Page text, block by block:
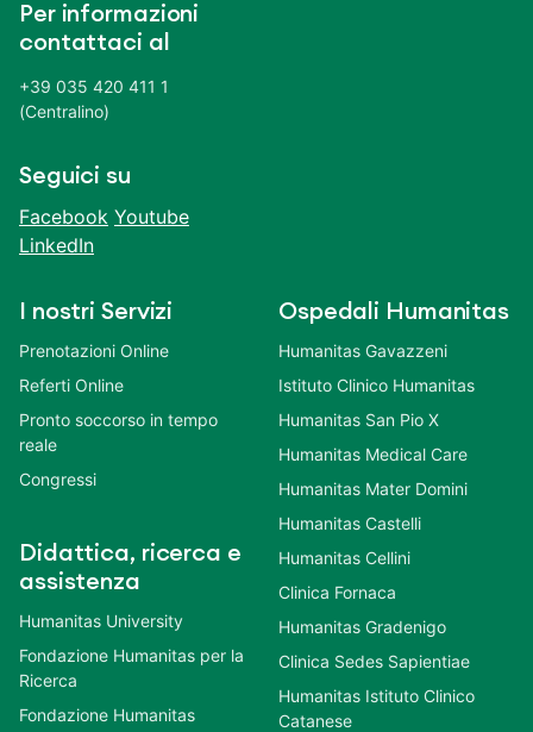
Per informazioni
contattaci al
+39 035 420 411 1
(Centralino)
Seguici su
Facebook Youtube
LinkedIn
I nostri Servizi
Prenotazioni Online
Referti Online
Pronto soccorso in tempo
reale
Congressi
Didattica, ricerca e
assistenza
Humanitas University
Fondazione Humanitas per la
Ricerca
Fondazione Humanitas
Ospedali Humanitas
Humanitas Gavazzeni
Istituto Clinico Humanitas
Humanitas San Pio X
Humanitas Medical Care
Humanitas Mater Domini
Humanitas Castelli
Humanitas Cellini
Clinica Fornaca
Humanitas Gradenigo
Clinica Sedes Sapientiae
Humanitas Istituto Clinico
Catanese